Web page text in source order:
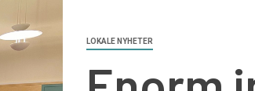
LOKALE NYHETER